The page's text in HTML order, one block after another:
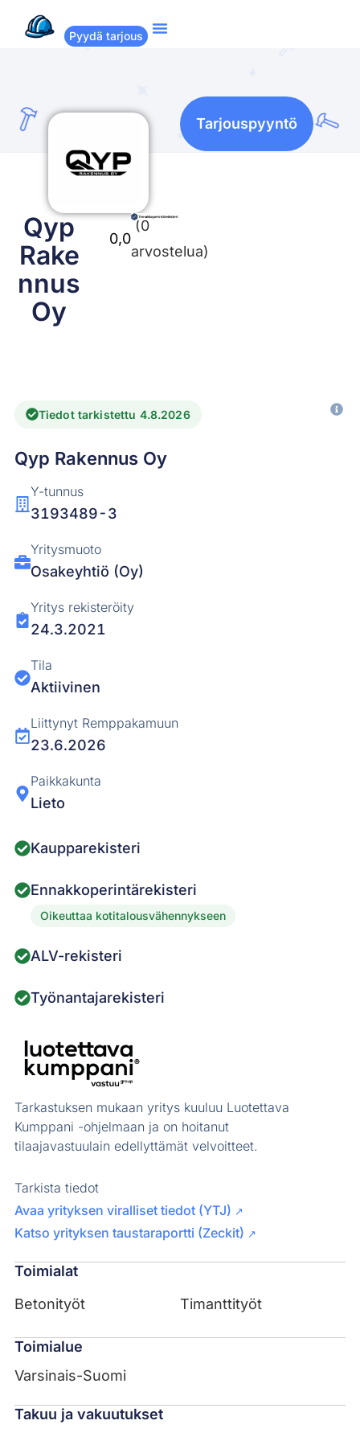
Pyydä tarjous
Qyp
Rake
nnus
Oy
0,0
(0
arvostelua)
Tarjouspyyntö
Tiedot tarkistettu 4.8.2026
Qyp Rakennus Oy
Y-tunnus
3193489-3
Yritysmuoto
Osakeyhtiö (Oy)
Yritys rekisteröity
24.3.2021
Tila
Aktiivinen
Liittynyt Remppakamuun
23.6.2026
Paikkakunta
Lieto
Kaupparekisteri
Ennakkoperintärekisteri
Oikeuttaa kotitalousvähennykseen
ALV-rekisteri
Työnantajarekisteri
Tarkastuksen mukaan yritys kuuluu Luotettava
Kumppani -ohjelmaan ja on hoitanut
tilaajavastuulain edellyttämät velvoitteet.
Tarkista tiedot
Avaa yrityksen viralliset tiedot (YTJ) ↗
Katso yrityksen taustaraportti (Zeckit) ↗
Toimialat
Betonityöt
Timanttityöt
Toimialue
Varsinais-Suomi
Takuu ja vakuutukset